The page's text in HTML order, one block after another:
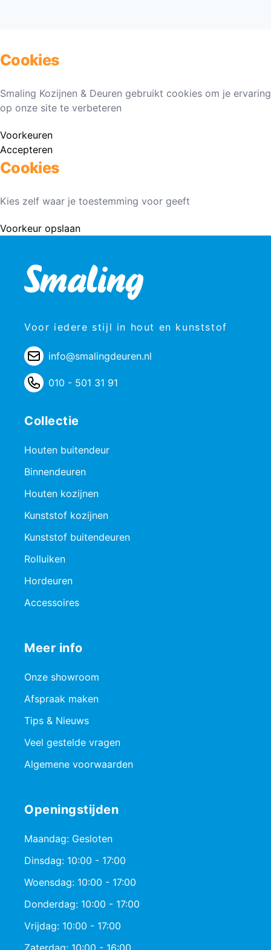
Cookies
Smaling Kozijnen & Deuren gebruikt cookies om je ervaring
op onze site te verbeteren
Voorkeuren
Accepteren
Cookies
Kies zelf waar je toestemming voor geeft
Voorkeur opslaan
Voor iedere stijl in hout en kunststof
info@smalingdeuren.nl
010 - 501 31 91
Collectie
Houten buitendeur
Binnendeuren
Houten kozijnen
Kunststof kozijnen
Kunststof buitendeuren
Rolluiken
Hordeuren
Accessoires
Meer info
Onze showroom
Afspraak maken
Tips & Nieuws
Veel gestelde vragen
Algemene voorwaarden
Openingstijden
Maandag: Gesloten
Dinsdag: 10:00 - 17:00
Woensdag: 10:00 - 17:00
Donderdag: 10:00 - 17:00
Vrijdag: 10:00 - 17:00